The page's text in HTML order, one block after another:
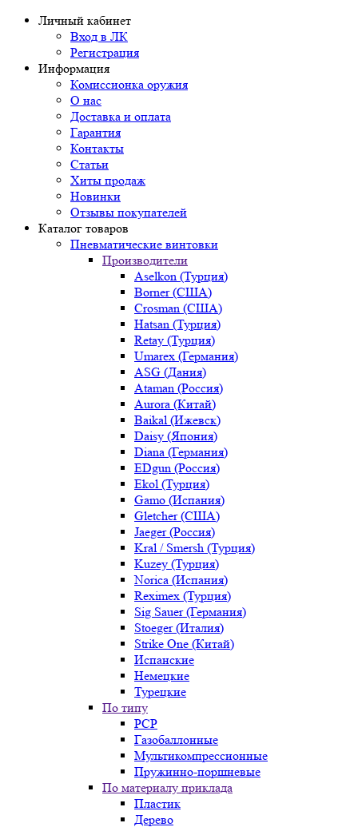
Личный кабинет
Вход в ЛК
Регистрация
Информация
Комиссионка оружия
О нас
Доставка и оплата
Гарантия
Контакты
Статьи
Хиты продаж
Новинки
Отзывы покупателей
Каталог товаров
Пневматические винтовки
Производители
Aselkon (Турция)
Borner (США)
Crosman (США)
Hatsan (Турция)
Retay (Турция)
Umarex (Германия)
ASG (Дания)
Ataman (Россия)
Aurora (Китай)
Baikal (Ижевск)
Daisy (Япония)
Diana (Германия)
EDgun (Россия)
Ekol (Турция)
Gamo (Испания)
Gletcher (США)
Jaeger (Россия)
Kral / Smersh (Турция)
Kuzey (Турция)
Norica (Испания)
Reximex (Турция)
Sig Sauer (Германия)
Stoeger (Италия)
Strike One (Китай)
Испанские
Немецкие
Турецкие
По типу
PCP
Газобаллонные
Мультикомпрессионные
Пружинно-поршневые
По материалу приклада
Пластик
Дерево